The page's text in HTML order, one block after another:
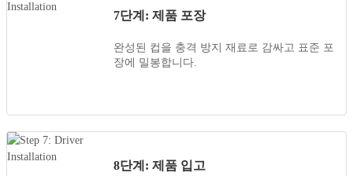
7단계: 제품 포장
완성된 컵을 충격 방지 재료로 감싸고 표준 포
장에 밀봉합니다.
8단계: 제품 입고